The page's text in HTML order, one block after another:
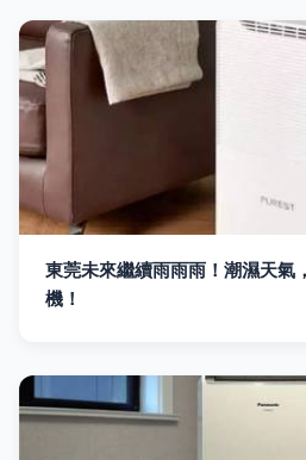
東莞未來繼續雨雨雨！潮濕天氣
機！